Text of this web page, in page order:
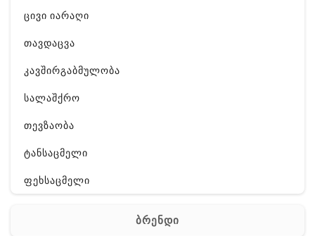
ცივი იარაღი
თავდაცვა
კავშირგაბმულობა
სალაშქრო
თევზაობა
ტანსაცმელი
ფეხსაცმელი
ბრენდი